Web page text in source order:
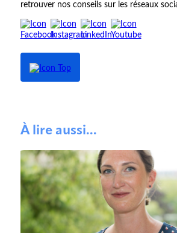
retrouver nos conseils sur les réseaux
À lire aussi...